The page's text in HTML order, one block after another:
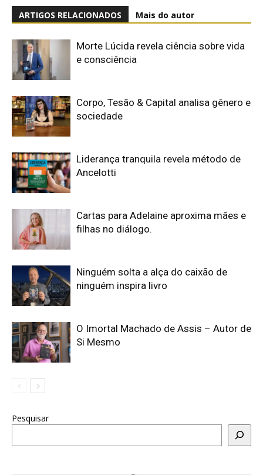
ARTIGOS RELACIONADOS Mais do autor
Morte Lúcida revela ciência sobre vida
e consciência
Corpo, Tesão & Capital analisa gênero e
sociedade
Liderança tranquila revela método de
Ancelotti
Cartas para Adelaine aproxima mães e
filhas no diálogo.
Ninguém solta a alça do caixão de
ninguém inspira livro
O Imortal Machado de Assis – Autor de
Si Mesmo
Pesquisar